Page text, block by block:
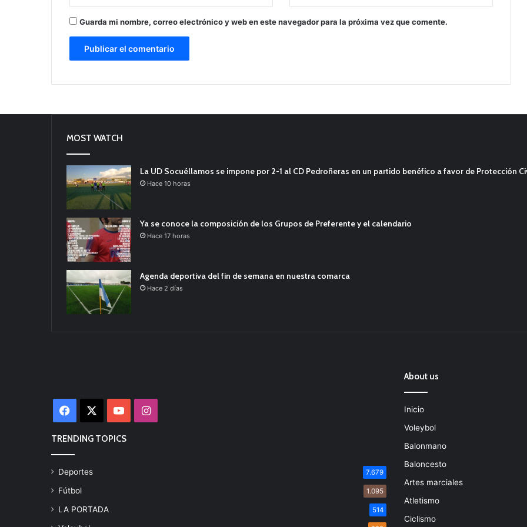
Guarda mi nombre, correo electrónico y web en este navegador para la próxima vez que comente.
MOST WATCH
La UD Socuéllamos se impone por 2-1 al CD Pedroñeras en un partido benéfico a favor de Protección
Hace 10 horas
Ya se conoce la composición de los Grupos de Preferente y el calendario
Hace 17 horas
Agenda deportiva del fin de semana en nuestra comarca
Hace 2 días
Facebook YouTubeInstagram
TRENDING TOPICS
Deportes 7.679
Fútbol 1.095
LA PORTADA 514
About us
Inicio
Voleybol
Balonmano
Baloncesto
Artes marciales
Atletismo
Ciclismo